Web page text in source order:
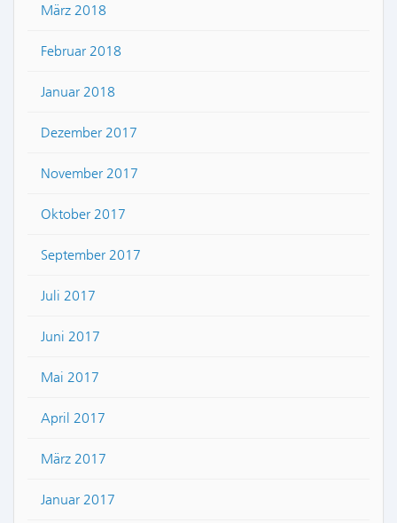
März 2018
Februar 2018
Januar 2018
Dezember 2017
November 2017
Oktober 2017
September 2017
Juli 2017
Juni 2017
Mai 2017
April 2017
März 2017
Januar 2017